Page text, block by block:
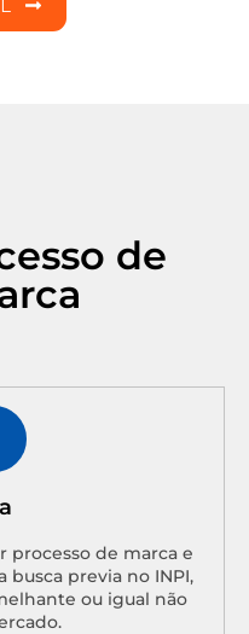
de
processo de marca e
busca previa no INPI,
ou igual não